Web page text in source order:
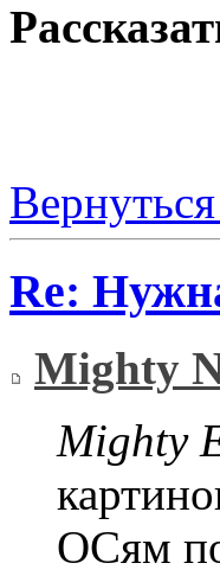
Re:
Mighty
Mighty
ОСям